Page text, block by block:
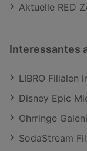
Aktuelle RED
Interessantes
LIBRO Filialen
Disney Epic
Ohrringe
SodaStream